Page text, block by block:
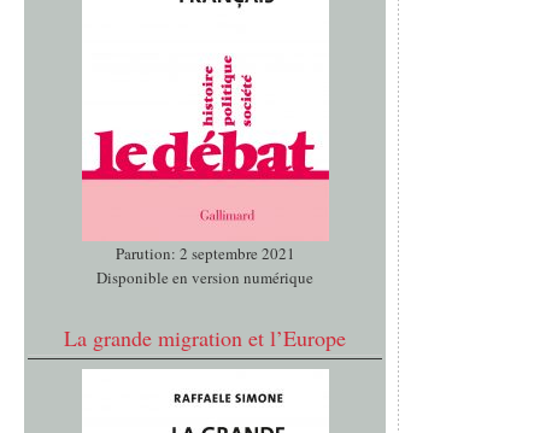
Parution: 2 septembre 2021
Disponible en version numérique
La grande migration et l’Europe